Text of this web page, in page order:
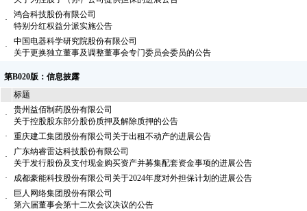
·
鸿合科技股份有限公司
特别分红权益分派实施公告
·
中国电器科学研究院股份有限公司
关于更换独立董事及调整董事会专门委员会委员的公告
第B020版：信息披露
标题
·
贵州益佰制药股份有限公司
关于控股股东部分股份质押及解除质押的公告
·
重庆建工集团股份有限公司关于出租不动产的进展公告
·
广东纳睿雷达科技股份有限公司
关于发行股份及支付现金购买资产并募集配套资金事项的进展公告
·
成都豪能科技股份有限公司关于2024年度对外担保计划的进展公告
·
巨人网络集团股份有限公司
第六届董事会第十二次会议决议的公告